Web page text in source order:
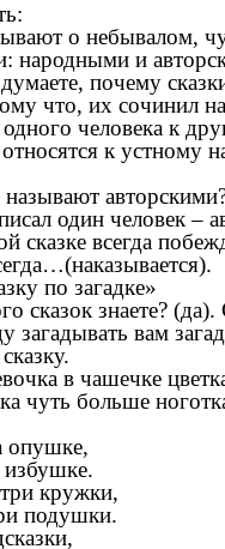
о небывалом,
народными и
почему
что, их сочинил
человека к
к устному
один человек –
сказке всегда
по загадке»
сказок знаете? (да).
загадывать вам
в чашечке
чуть больше
опушке,
кружки,
подушки.